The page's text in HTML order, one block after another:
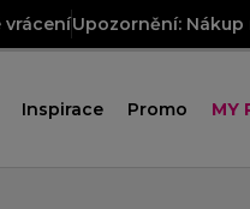
vráceníUpozornění:
Inspirace Promo MY